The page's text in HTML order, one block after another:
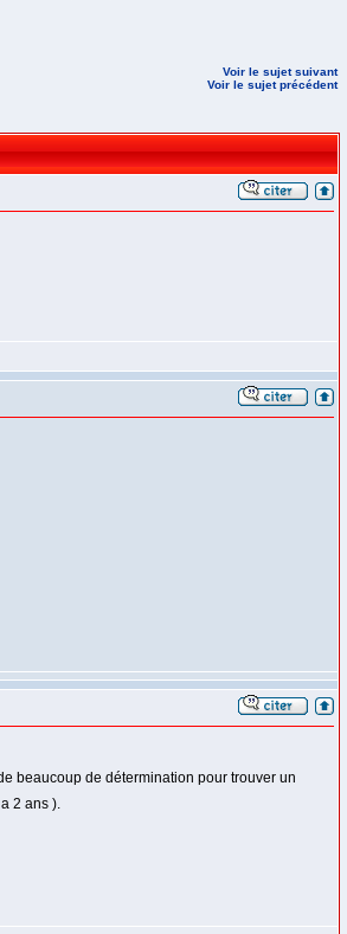
Voir le sujet suivant
Voir le sujet précédent
beaucoup de détermination pour trouver un
2 ans ).